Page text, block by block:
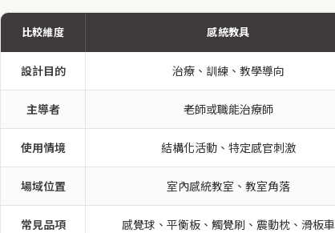
比較維度 感統教具
設計目的 治療、訓練、教學導向
主導者 老師或職能治療師
使用情境 結構化活動、特定感官刺激
場域位置 室內感統教室、教室角落
常見品項 感覺球、平衡板、觸覺刷、震動枕、滑板車